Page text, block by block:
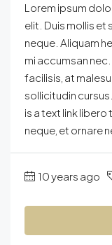
Lorem ipsum
elit. Duis mollis et
neque. Aliquam
mi accumsan
facilisis, at
sollicitudin
is a text link
neque, et ornare
10 years ago